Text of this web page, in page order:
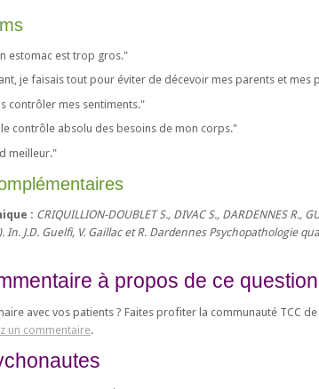
estomac est trop gros."
je faisais tout pour éviter de décevoir mes parents et mes
contrôler mes sentiments."
contrôle absolu des besoins de mon corps."
meilleur."
: CRIQUILLION-DOUBLET S., DIVAC S., DARDENNES R.,
In. J.D. Guelfi, V. Gaillac et R. Dardennes Psychopathologie
à propos de ce
avec vos patients ? Faites profiter la communauté TCC
un commentaire.